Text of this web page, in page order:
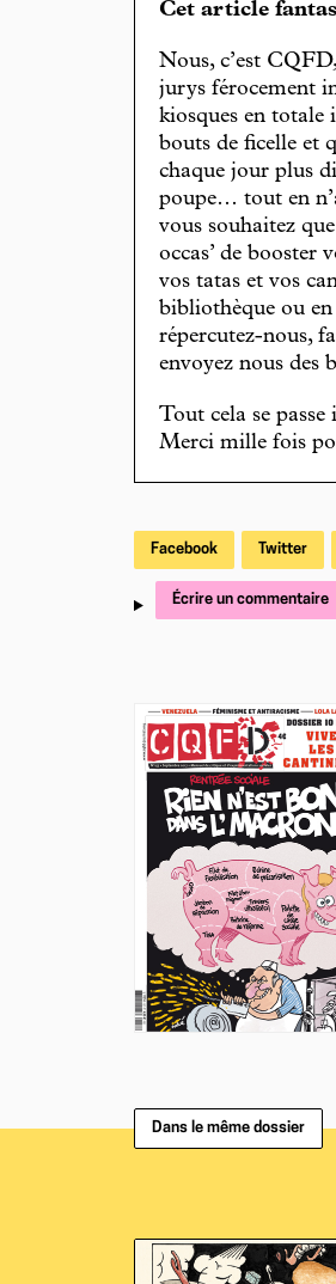
Cet article
Nous, c’est
jurys férocement
kiosques en totale
bouts de ficelle et
chaque jour plus
poupe… tout en
vous souhaitez
occas’ de booster
vos tatas et vos
bibliothèque ou
répercutez-nous,
envoyez nous des
Tout cela se passe
Merci mille fois
Facebook Twitter
Écrire un commentaire
Dans le même dossier